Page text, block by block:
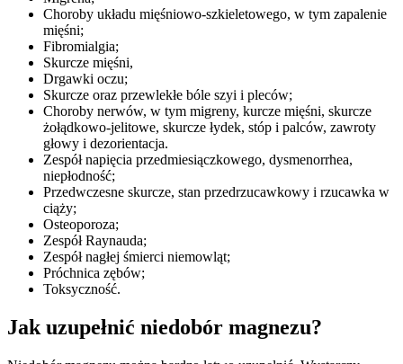
Choroby układu mięśniowo-szkieletowego, w tym zapalenie
mięśni;
Fibromialgia;
Skurcze mięśni,
Drgawki oczu;
Skurcze oraz przewlekłe bóle szyi i pleców;
Choroby nerwów, w tym migreny, kurcze mięśni, skurcze
żołądkowo-jelitowe, skurcze łydek, stóp i palców, zawroty
głowy i dezorientacja.
Zespół napięcia przedmiesiączkowego, dysmenorrhea,
niepłodność;
Przedwczesne skurcze, stan przedrzucawkowy i rzucawka w
ciąży;
Osteoporoza;
Zespół Raynauda;
Zespół nagłej śmierci niemowląt;
Próchnica zębów;
Toksyczność.
Jak uzupełnić niedobór magnezu?